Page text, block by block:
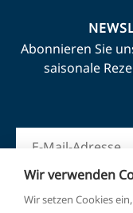
Abonnieren Sie
saisonale
Wir verwenden
Wir setzen Cookies